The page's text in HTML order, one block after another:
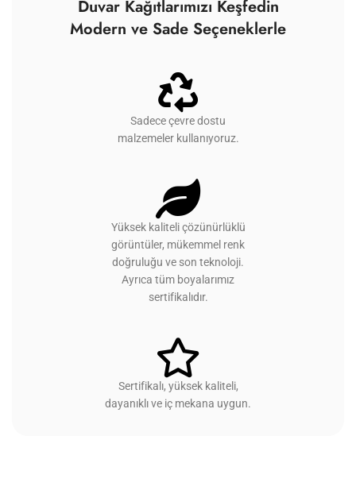
Duvar Kağıtlarımızı Keşfedin
Modern ve Sade Seçeneklerle
Sadece çevre dostu
malzemeler kullanıyoruz.
Yüksek kaliteli çözünürlüklü
görüntüler, mükemmel renk
doğruluğu ve son teknoloji.
Ayrıca tüm boyalarımız
sertifikalıdır.
Sertifikalı, yüksek kaliteli,
dayanıklı ve iç mekana uygun.